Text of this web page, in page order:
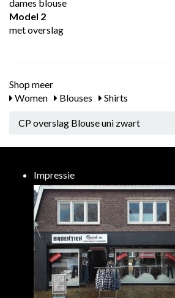
dames blouse
Model 2
met overslag
Shop meer
Women
Blouses Shirts
CP overslag Blouse uni zwart
Impressie